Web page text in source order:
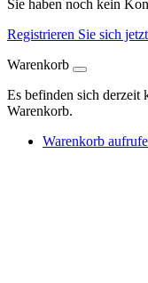
Sie haben noch kein
Registrieren Sie sich jetzt
Warenkorb
Es befinden sich derzeit
Warenkorb.
Warenkorb